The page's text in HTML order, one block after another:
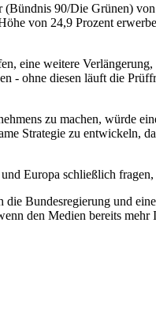
90/Die Grünen)
von 24,9 Prozent
eine weitere
- ohne diesen läuft die
zu machen, würde
Strategie zu entwickeln,
Europa schließlich
Bundesregierung und
den Medien bereits mehr